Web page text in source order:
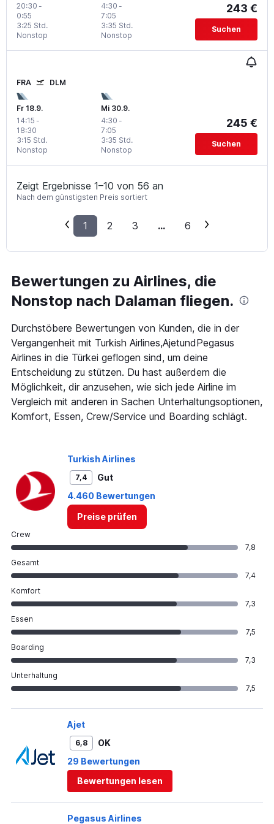
20:30 -
0:55
Nonstop
3:25 Std.
4:30 -
7:05
Nonstop
3:35 Std.
243 €
Suchen
FRA DLM
Fr 18.9.
14:15 -
18:30
Nonstop
3:15 Std.
Mi 30.9.
4:30 -
7:05
Nonstop
3:35 Std.
245 €
Suchen
Zeigt Ergebnisse 1–10 von 56 an
Nach dem günstigsten Preis sortiert
1 2 3 ... 6
Bewertungen zu Airlines, die
Nonstop nach Dalaman fliegen.
Durchstöbere Bewertungen von Kunden, die in der
Vergangenheit mit Turkish Airlines,AjetundPegasus
Airlines in die Türkei geflogen sind, um deine
Entscheidung zu stützen. Du hast außerdem die
Möglichkeit, dir anzusehen, wie sich jede Airline im
Vergleich mit anderen in Sachen Unterhaltungsoptionen,
Komfort, Essen, Crew/Service und Boarding schlägt.
Turkish Airlines
7,4
Gut
4.460 Bewertungen
Preise prüfen
Crew
7,8
Gesamt
7,4
Komfort
7,3
Essen
7,5
Boarding
7,3
Unterhaltung
7,5
Ajet
6,8
OK
29 Bewertungen
Bewertungen lesen
Pegasus Airlines